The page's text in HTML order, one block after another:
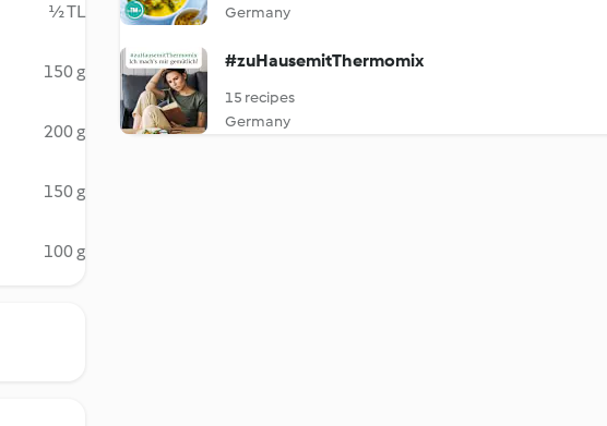
½ TL
150 g
200 g
150 g
100 g
Germany
#zuHausemitThermomix
15 recipes
Germany